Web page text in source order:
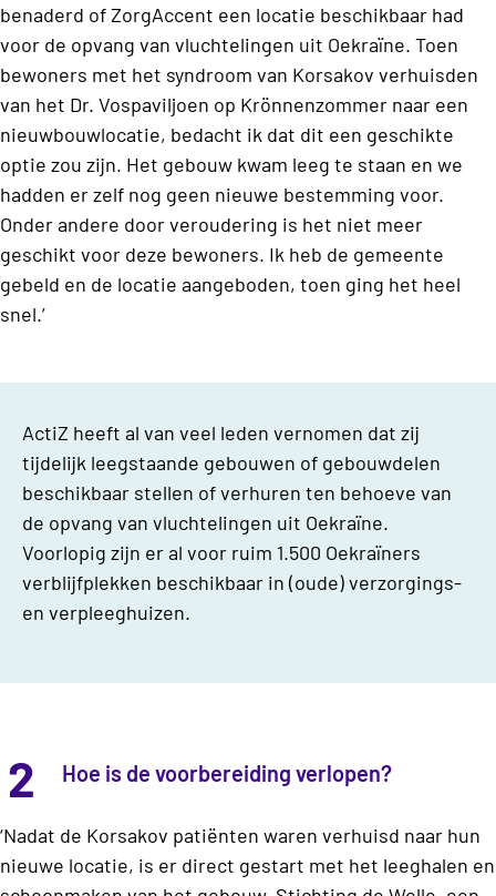
benaderd of ZorgAccent een locatie beschikbaar had
voor de opvang van vluchtelingen uit Oekraïne. Toen
bewoners met het syndroom van Korsakov verhuisden
van het Dr. Vospaviljoen op Krönnenzommer naar een
nieuwbouwlocatie, bedacht ik dat dit een geschikte
optie zou zijn. Het gebouw kwam leeg te staan en we
hadden er zelf nog geen nieuwe bestemming voor.
Onder andere door veroudering is het niet meer
geschikt voor deze bewoners. Ik heb de gemeente
gebeld en de locatie aangeboden, toen ging het heel
snel.’
ActiZ heeft al van veel leden vernomen dat zij
tijdelijk leegstaande gebouwen of gebouwdelen
beschikbaar stellen of verhuren ten behoeve van
de opvang van vluchtelingen uit Oekraïne.
Voorlopig zijn er al voor ruim 1.500 Oekraïners
verblijfplekken beschikbaar in (oude) verzorgings-
en verpleeghuizen.
2 Hoe is de voorbereiding verlopen?
‘Nadat de Korsakov patiënten waren verhuisd naar hun
nieuwe locatie, is er direct gestart met het leeghalen en